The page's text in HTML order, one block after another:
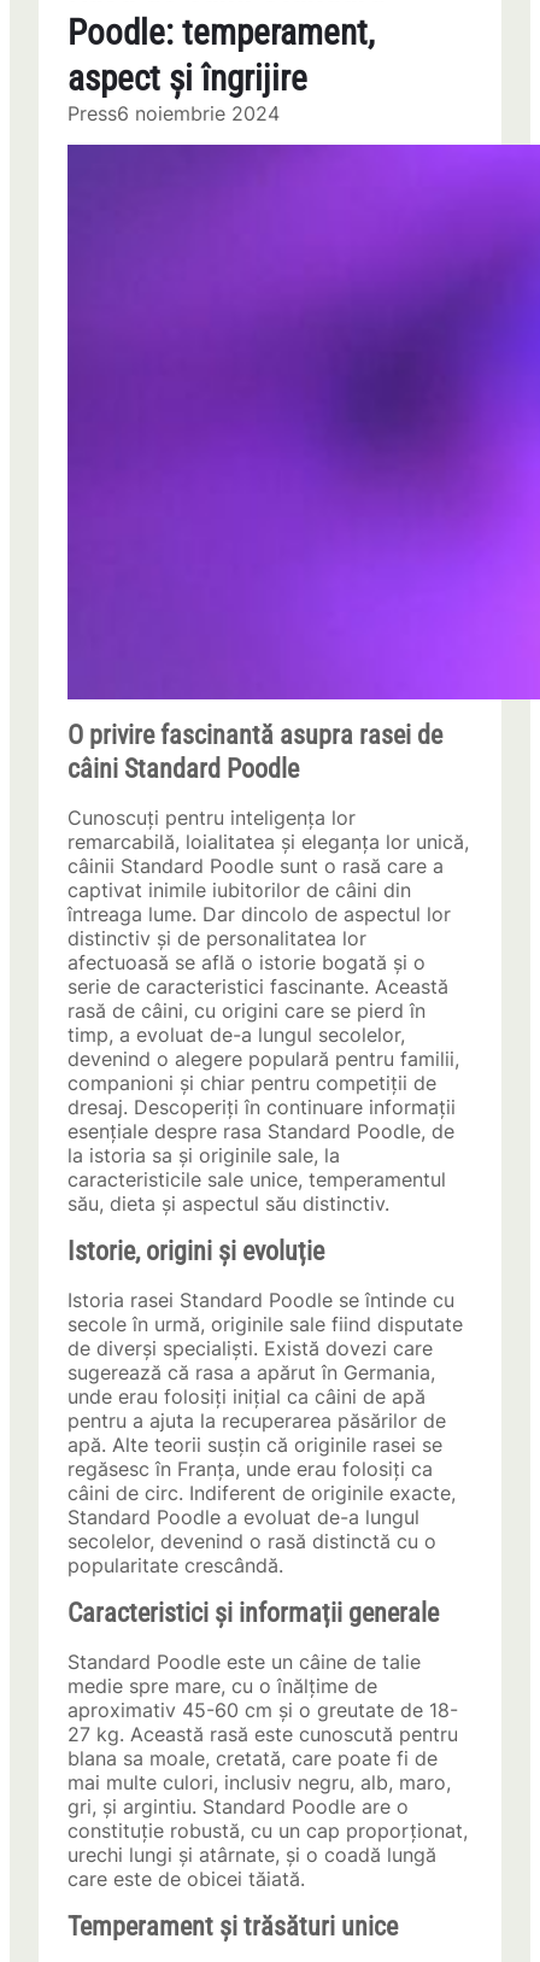
Poodle: temperament,
aspect și îngrijire
Press6 noiembrie 2024
O privire fascinantă asupra rasei de
câini Standard Poodle
Cunoscuți pentru inteligența lor
remarcabilă, loialitatea și eleganța lor unică,
câinii Standard Poodle sunt o rasă care a
captivat inimile iubitorilor de câini din
întreaga lume. Dar dincolo de aspectul lor
distinctiv și de personalitatea lor
afectuoasă se află o istorie bogată și o
serie de caracteristici fascinante. Această
rasă de câini, cu origini care se pierd în
timp, a evoluat de-a lungul secolelor,
devenind o alegere populară pentru familii,
companioni și chiar pentru competiții de
dresaj. Descoperiți în continuare informații
esențiale despre rasa Standard Poodle, de
la istoria sa și originile sale, la
caracteristicile sale unice, temperamentul
său, dieta și aspectul său distinctiv.
Istorie, origini și evoluție
Istoria rasei Standard Poodle se întinde cu
secole în urmă, originile sale fiind disputate
de diverși specialiști. Există dovezi care
sugerează că rasa a apărut în Germania,
unde erau folosiți inițial ca câini de apă
pentru a ajuta la recuperarea păsărilor de
apă. Alte teorii susțin că originile rasei se
regăsesc în Franța, unde erau folosiți ca
câini de circ. Indiferent de originile exacte,
Standard Poodle a evoluat de-a lungul
secolelor, devenind o rasă distinctă cu o
popularitate crescândă.
Caracteristici și informații generale
Standard Poodle este un câine de talie
medie spre mare, cu o înălțime de
aproximativ 45-60 cm și o greutate de 18-
27 kg. Această rasă este cunoscută pentru
blana sa moale, cretată, care poate fi de
mai multe culori, inclusiv negru, alb, maro,
gri, și argintiu. Standard Poodle are o
constituție robustă, cu un cap proporționat,
urechi lungi și atârnate, și o coadă lungă
care este de obicei tăiată.
Temperament și trăsături unice